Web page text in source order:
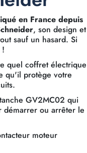
en France depuis
, son design et
sauf un hasard. Si
!
quel coffret électrique
qu'il protège votre
GV2MC02 qui
démarrer ou arrêter le
moteur